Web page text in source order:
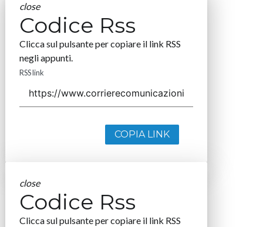
close
Codice Rss
Clicca sul pulsante per copiare il link RSS
negli appunti.
RSS link
COPIA LINK
close
Codice Rss
Clicca sul pulsante per copiare il link RSS